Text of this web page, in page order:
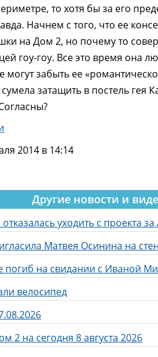
то хотя бы за его
Начнем с того, что ее
на Дом 2, но почему то
гоу-гоу. Все это время она
могут забыть ее
затащить в постель гея
2014 в 14:14
Другие новости и
уходить с проекта
Матвея Осинина на
погиб на свидании с Иваной
велосипед
2 на сегодня 8 августа 2026